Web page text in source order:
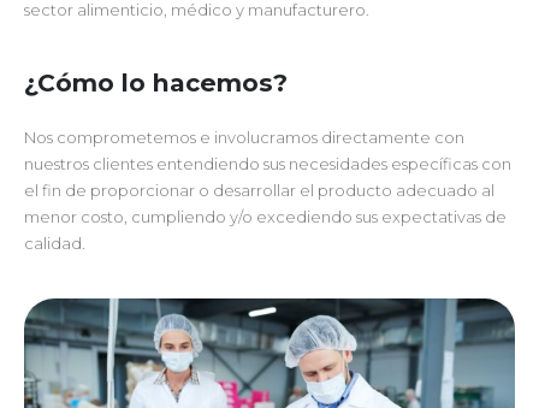
sector alimenticio, médico y manufacturero.
¿Cómo lo hacemos?
Nos comprometemos e involucramos directamente con
nuestros clientes entendiendo sus necesidades específicas con
el fin de proporcionar o desarrollar el producto adecuado al
menor costo, cumpliendo y/o excediendo sus expectativas de
calidad.